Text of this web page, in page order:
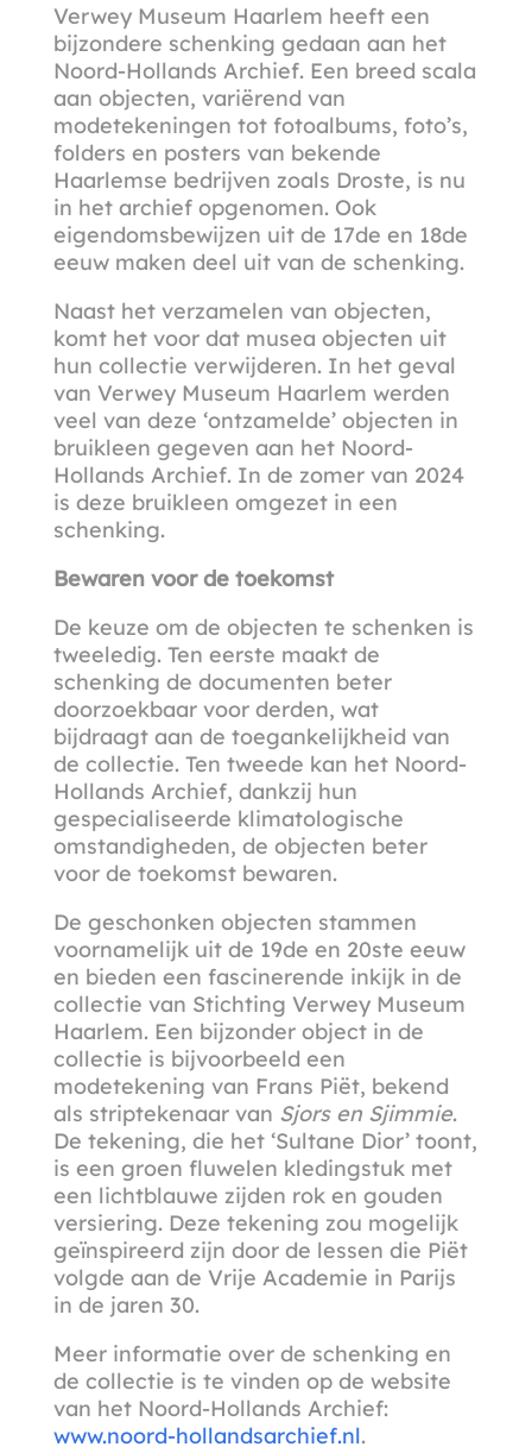
Verwey Museum Haarlem heeft een
bijzondere schenking gedaan aan het
Noord-Hollands Archief. Een breed scala
aan objecten, variërend van
modetekeningen tot fotoalbums, foto’s,
folders en posters van bekende
Haarlemse bedrijven zoals Droste, is nu
in het archief opgenomen. Ook
eigendomsbewijzen uit de 17de en 18de
eeuw maken deel uit van de schenking.
Naast het verzamelen van objecten,
komt het voor dat musea objecten uit
hun collectie verwijderen. In het geval
van Verwey Museum Haarlem werden
veel van deze ‘ontzamelde’ objecten in
bruikleen gegeven aan het Noord-
Hollands Archief. In de zomer van 2024
is deze bruikleen omgezet in een
schenking.
Bewaren voor de toekomst
De keuze om de objecten te schenken is
tweeledig. Ten eerste maakt de
schenking de documenten beter
doorzoekbaar voor derden, wat
bijdraagt aan de toegankelijkheid van
de collectie. Ten tweede kan het Noord-
Hollands Archief, dankzij hun
gespecialiseerde klimatologische
omstandigheden, de objecten beter
voor de toekomst bewaren.
De geschonken objecten stammen
voornamelijk uit de 19de en 20ste eeuw
en bieden een fascinerende inkijk in de
collectie van Stichting Verwey Museum
Haarlem. Een bijzonder object in de
collectie is bijvoorbeeld een
modetekening van Frans Piët, bekend
als striptekenaar van Sjors en Sjimmie.
De tekening, die het ‘Sultane Dior’ toont,
is een groen fluwelen kledingstuk met
een lichtblauwe zijden rok en gouden
versiering. Deze tekening zou mogelijk
geïnspireerd zijn door de lessen die Piët
volgde aan de Vrije Academie in Parijs
in de jaren 30.
Meer informatie over de schenking en
de collectie is te vinden op de website
van het Noord-Hollands Archief:
www.noord-hollandsarchief.nl.